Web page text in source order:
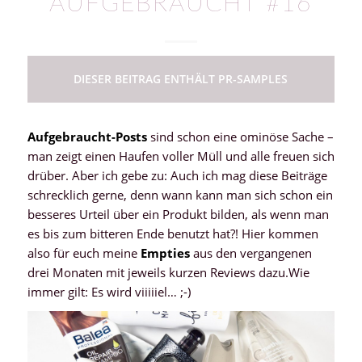
DIESER BEITRAG ENTHÄLT PR-SAMPLES
Aufgebraucht-Postssind schon eine ominöse Sache –
man zeigt einen Haufen voller Müll und alle freuen sich
drüber. Aber ich gebe zu: Auch ich mag diese Beiträge
schrecklich gerne, denn wann kann man sich schon ein
besseres Urteil über ein Produkt bilden, als wenn man
es bis zum bitteren Ende benutzt hat?! Hier kommen
also für euch meine Emptiesaus den vergangenen
drei Monaten mit jeweils kurzen Reviews dazu.Wie
immer gilt: Es wird viiiiiel… ;-)